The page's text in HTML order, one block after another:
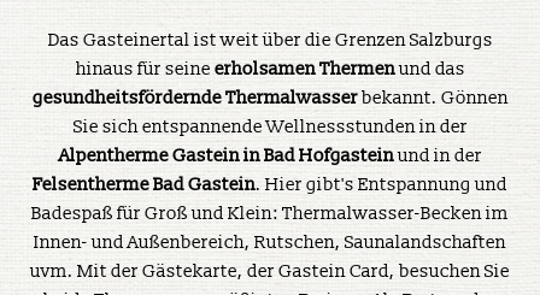
Das Gasteinertal ist weit über die Grenzen Salzburgs
hinaus für seine erholsamenThermenund das
gesundheitsfördernde Thermalwasserbekannt. Gönnen
Sie sich entspannende Wellnessstunden in der
Alpentherme Gasteinin Bad Hofgasteinund in der
Felsentherme Bad Gastein. Hier gibt's Entspannung und
Badespaß für Groß und Klein: Thermalwasser-Becken im
Innen- und Außenbereich, Rutschen, Saunalandschaften
uvm. Mit der Gästekarte, der Gastein Card, besuchen Sie